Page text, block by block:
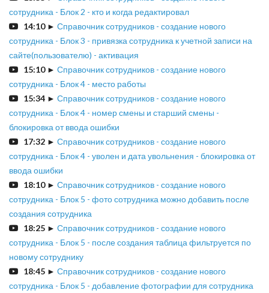
сотрудника - Блок 2 - кто и когда редактировал
14:10► Справочник сотрудников - создание нового
сотрудника - Блок 3 - привязка сотрудника к учетной записи на
сайте(пользователю) - активация
15:10► Справочник сотрудников - создание нового
сотрудника - Блок 4 - место работы
15:34 ► Справочник сотрудников - создание нового
сотрудника - Блок 4 - номер смены и старший смены -
блокировка от ввода ошибки
17:32 ► Справочник сотрудников - создание нового
сотрудника - Блок 4 - уволен и дата увольнения - блокировка от
ввода ошибки
18:10► Справочник сотрудников - создание нового
сотрудника - Блок 5 - фото сотрудника можно добавить после
создания сотрудника
18:25 ► Справочник сотрудников - создание нового
сотрудника - Блок 5 - после создания таблица фильтруется по
новому сотруднику
18:45 ► Справочник сотрудников - создание нового
сотрудника - Блок 5 - добавление фотографии для сотрудника